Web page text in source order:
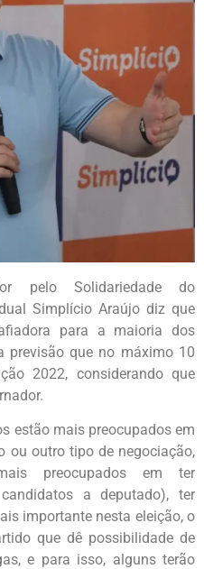
pelo Solidariedade do
Simplício Araújo diz que
para a maioria dos
previsão que no máximo 10
2022, considerando que
estão mais preocupados em
ou outro tipo de negociação,
preocupados em ter
a deputado), ter
importante nesta eleição, o
que dê possibilidade de
e para isso, alguns terão